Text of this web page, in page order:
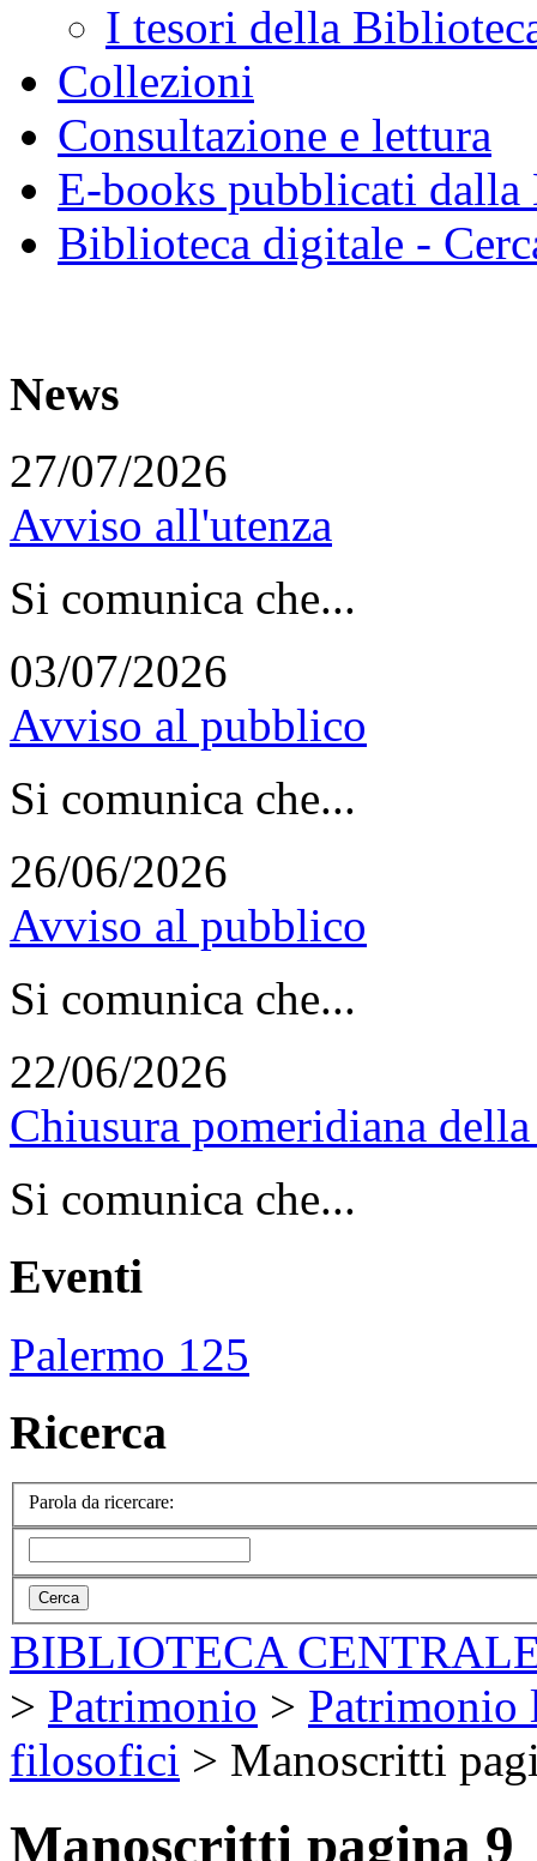
I tesori della
Collezioni
Consultazione e lettura
E-books pubblicati dalla
Biblioteca digitale -
News
27/07/2026
Avviso all'utenza
Si comunica che...
03/07/2026
Avviso al pubblico
Si comunica che...
26/06/2026
Avviso al pubblico
Si comunica che...
22/06/2026
Chiusura pomeridiana
Si comunica che...
Eventi
Palermo 125
Ricerca
Parola da ricercare:
BIBLIOTECA
> Patrimonio > Patrimonio
filosofici > Manoscritti
Manoscritti pagina 9